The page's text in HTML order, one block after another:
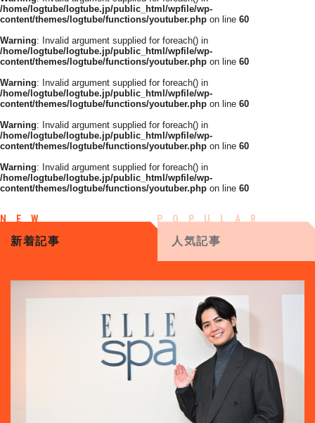
/home/logtube/logtube.jp/public_html/wpfile/wp-
content/themes/logtube/functions/youtuber.php on line 60
Warning: Invalid argument supplied for foreach() in
/home/logtube/logtube.jp/public_html/wpfile/wp-
content/themes/logtube/functions/youtuber.php on line 60
Warning: Invalid argument supplied for foreach() in
/home/logtube/logtube.jp/public_html/wpfile/wp-
content/themes/logtube/functions/youtuber.php on line 60
Warning: Invalid argument supplied for foreach() in
/home/logtube/logtube.jp/public_html/wpfile/wp-
content/themes/logtube/functions/youtuber.php on line 60
Warning: Invalid argument supplied for foreach() in
/home/logtube/logtube.jp/public_html/wpfile/wp-
content/themes/logtube/functions/youtuber.php on line 60
新着記事 人気記事